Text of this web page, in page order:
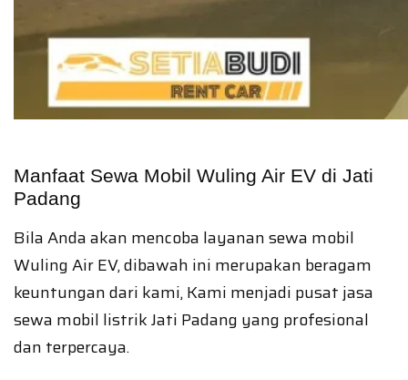
Manfaat Sewa Mobil Wuling Air EV di Jati
Padang
Bila Anda akan mencoba layanan sewa mobil
Wuling Air EV, dibawah ini merupakan beragam
keuntungan dari kami, Kami menjadi pusat jasa
sewa mobil listrik Jati Padang yang profesional
dan terpercaya.